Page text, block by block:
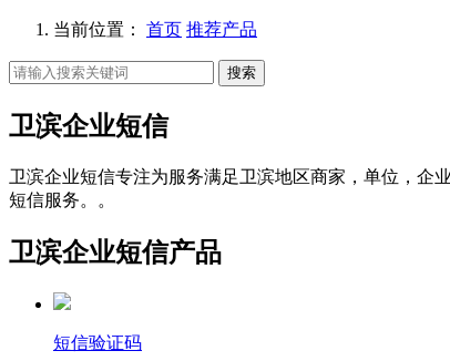
当前位置： 首页 推荐产品
搜索
卫滨企业短信
卫滨企业短信专注为服务满足卫滨地区商家，单位，企
短信服务。。
卫滨企业短信产品
短信验证码